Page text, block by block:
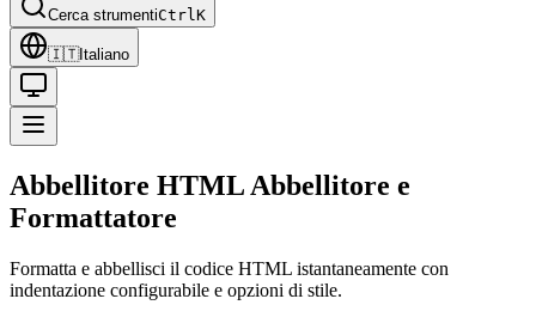
Cerca strumentiCtrlK
🇮🇹Italiano
Abbellitore HTML Abbellitore e
Formattatore
Formatta e abbellisci il codice HTML istantaneamente con
indentazione configurabile e opzioni di stile.